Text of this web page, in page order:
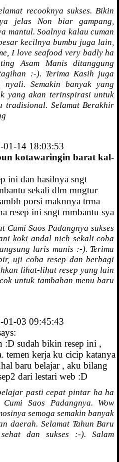
recooknya sukses. Bikin
jelas Non biar gampang,
mantul. Soalnya kalau cuman
kecilnya bumbu juga lain,
I love seafood very badly ha
Asam Manis ditanggung
:-). Terima Kasih juga
Semakin banyak yang
yang akan terinspirasi untuk
tradisional. Selamat Berakhir
14 18:03:53
kotawaringin barat kal-
ini dan hasilnya sngt
sekali dlm mngtur
porsi maknnya trma
resep ini sngt mmbantu sya
Cumi Saos Padangnya sukses
koki andal nich sekali coba
laris manis :-). Terima
uji coba resep dan berbagi
lihat-lihat resep yang lain
untuk tambahan menu baru
03 09:45:43
:D sudah bikin resep ini ,
temen kerja ku cicip katanya
baru belajar , aku bilang
dari lestari web :D
pasti cepat pintar ha ha
Saos Padangnya. Wow
semoga semakin banyak
daerah. Selamat Tahun Baru
dan sukses :-). Salam